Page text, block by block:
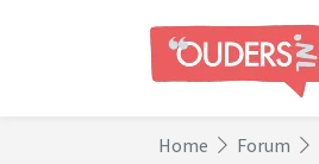
Home Forum